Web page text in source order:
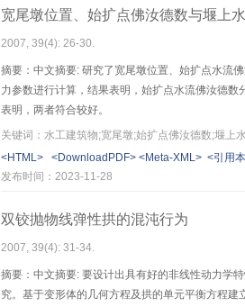
宽尾墩位置、始扩点佛汝德数与堰上
2007, 39(4): 26-30.
摘要：中文摘要: 研究了宽尾墩位置、始扩点水流
力参数进行计算，结果表明，始扩点水流佛汝德
表明，两者符合较好。
关键词：水工建筑物;宽尾墩;始扩点佛汝德数;堰上
<HTML>
<DownloadPDF> <Meta-XML> <引用
发布时间：2023-11-28
双铰抛物线弹性拱的混沌行为
2007, 39(4): 31-34.
摘要：中文摘要: 要设计出具有好的非线性动力学
究。基于变形体的几何方程及拱的单元平衡方程